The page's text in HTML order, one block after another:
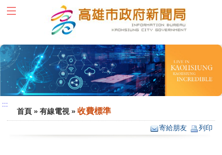
跳到主要內容區塊
:::
:::
首頁» 有線電視» 收費標準
寄給朋友 列印